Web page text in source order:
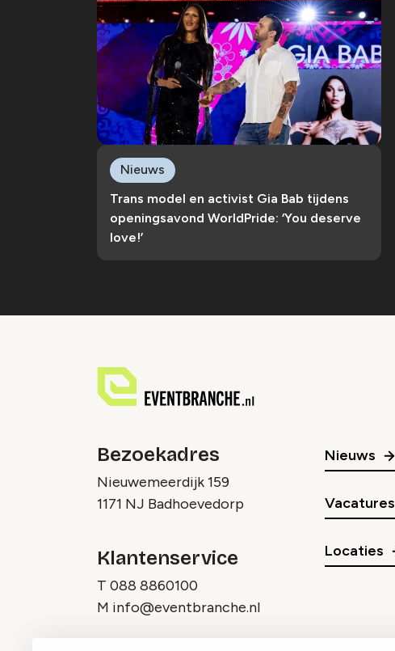
Trans model en activist Gia Bab tijdens
openingsavond WorldPride: ‘You deserve
love!’
Nieuws
Bezoekadres
Nieuwemeerdijk 159
1171 NJ Badhoevedorp
Klantenservice
T 088 8860100
M info@eventbranche.nl
Nieuws
Vacatures
Locaties